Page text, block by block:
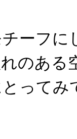
ーフに
のある
ってみ